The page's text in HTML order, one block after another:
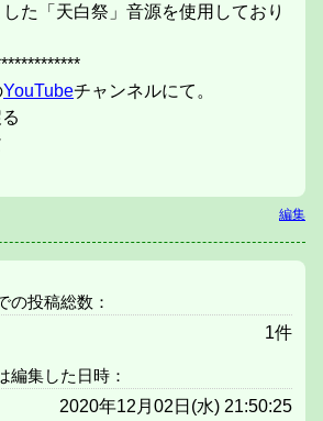
た「天白祭」音源を使用しており
YouTubeチャンネルにて。
編集
の投稿総数：
1件
編集した日時：
2020年12月02日(水) 21:50:25